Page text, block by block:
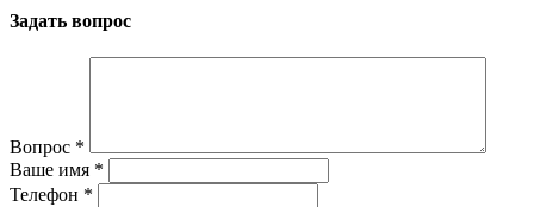
Задать вопрос
Вопрос *
Ваше имя *
Телефон *